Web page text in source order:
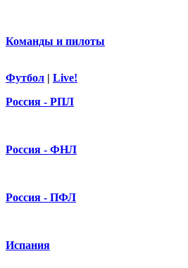
Команды и пилоты
Футбол | Live!
Россия - РПЛ
Россия - ФНЛ
Россия - ПФЛ
Испания